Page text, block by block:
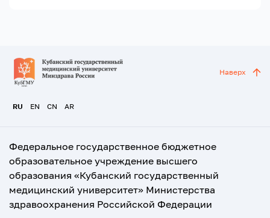
RU EN CN AR
Наверх
Федеральное государственное бюджетное
образовательное учреждение высшего
образования «Кубанский государственный
медицинский университет» Министерства
здравоохранения Российской Федерации